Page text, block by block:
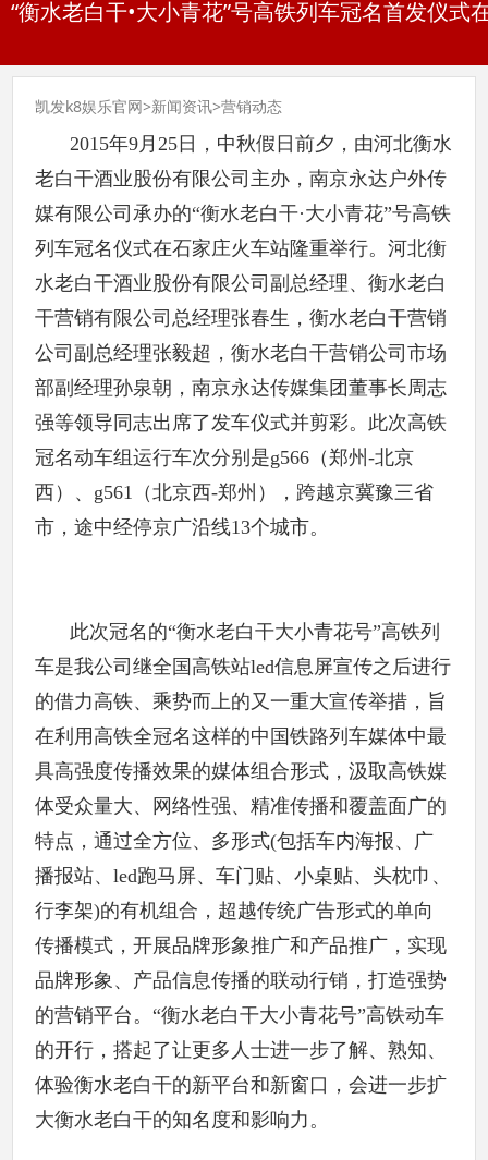
“衡水老白干•大小青花”号高铁列车冠名首发仪式
凯发k8娱乐官网>新闻资讯>营销动态
2015年9月25日，中秋假日前夕，由河北衡水
老白干酒业股份有限公司主办，南京永达户外传
媒有限公司承办的“衡水老白干·大小青花”号高铁
列车冠名仪式在石家庄火车站隆重举行。河北衡
水老白干酒业股份有限公司副总经理、衡水老白
干营销有限公司总经理张春生，衡水老白干营销
公司副总经理张毅超，衡水老白干营销公司市场
部副经理孙泉朝，南京永达传媒集团董事长周志
强等领导同志出席了发车仪式并剪彩。此次高铁
冠名动车组运行车次分别是g566（郑州-北京
西）、g561（北京西-郑州），跨越京冀豫三省
市，途中经停京广沿线13个城市。
此次冠名的“衡水老白干大小青花号”高铁列
车是我公司继全国高铁站led信息屏宣传之后进行
的借力高铁、乘势而上的又一重大宣传举措，旨
在利用高铁全冠名这样的中国铁路列车媒体中最
具高强度传播效果的媒体组合形式，汲取高铁媒
体受众量大、网络性强、精准传播和覆盖面广的
特点，通过全方位、多形式(包括车内海报、广
播报站、led跑马屏、车门贴、小桌贴、头枕巾、
行李架)的有机组合，超越传统广告形式的单向
传播模式，开展品牌形象推广和产品推广，实现
品牌形象、产品信息传播的联动行销，打造强势
的营销平台。“衡水老白干大小青花号”高铁动车
的开行，搭起了让更多人士进一步了解、熟知、
体验衡水老白干的新平台和新窗口，会进一步扩
大衡水老白干的知名度和影响力。